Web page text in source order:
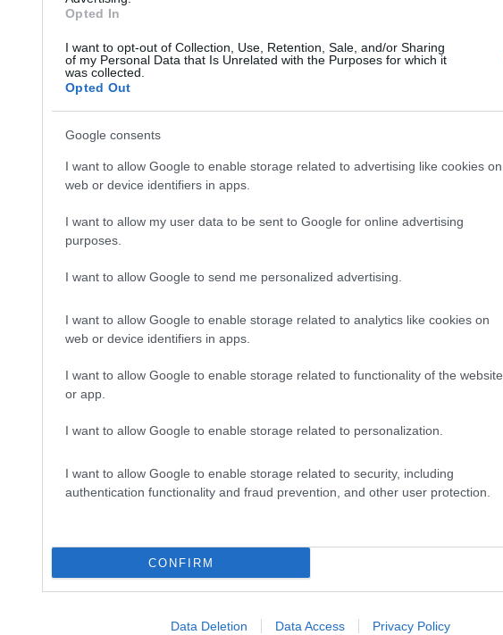
Opted In
I want to opt-out of Collection, Use, Retention, Sale, and/or Sharing
of my Personal Data that Is Unrelated with the Purposes for which it
was collected.
Opted Out
Google consents
I want to allow Google to enable storage related to advertising like cookies on
web or device identifiers in apps.
I want to allow my user data to be sent to Google for online advertising
purposes.
I want to allow Google to send me personalized advertising.
I want to allow Google to enable storage related to analytics like cookies on
web or device identifiers in apps.
I want to allow Google to enable storage related to functionality of the website
or app.
I want to allow Google to enable storage related to personalization.
I want to allow Google to enable storage related to security, including
authentication functionality and fraud prevention, and other user protection.
CONFIRM
Data Deletion Data Access Privacy Policy
azokat, akik három hónap után sem találnak
kövessen bennünket az EGRI ÜGYEK Google Hírek oldalán!